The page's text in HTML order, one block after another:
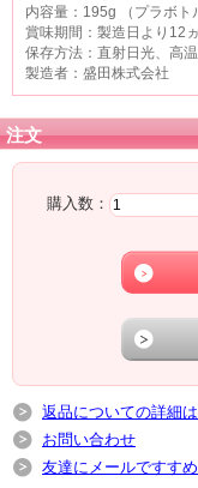
内容量：195g （プラボト
賞味期間：製造日より12
保存方法：直射日光、高
製造者：盛田株式会社
注文
購入数：
返品についての詳細
お問い合わせ
友達にメールですす